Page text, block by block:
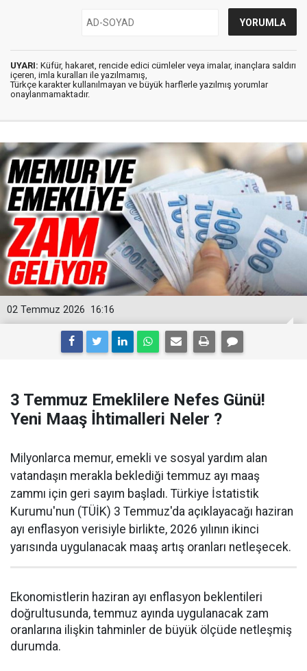
UYARI: Küfür, hakaret, rencide edici cümleler veya imalar, inançlara saldırı
içeren, imla kuralları ile yazılmamış,
Türkçe karakter kullanılmayan ve büyük harflerle yazılmış yorumlar
onaylanmamaktadır.
16:16
02 Temmuz 2026
3 Temmuz Emeklilere Nefes Günü!
Yeni Maaş İhtimalleri Neler ?
Milyonlarca memur, emekli ve sosyal yardım alan
vatandaşın merakla beklediği temmuz ayı maaş
zammı için geri sayım başladı. Türkiye İstatistik
Kurumu'nun (TÜİK) 3 Temmuz'da açıklayacağı haziran
ayı enflasyon verisiyle birlikte, 2026 yılının ikinci
yarısında uygulanacak maaş artış oranları netleşecek.
Ekonomistlerin haziran ayı enflasyon beklentileri
doğrultusunda, temmuz ayında uygulanacak zam
oranlarına ilişkin tahminler de büyük ölçüde netleşmiş
durumda.